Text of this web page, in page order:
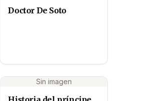
Doctor De Soto
Sin imagen